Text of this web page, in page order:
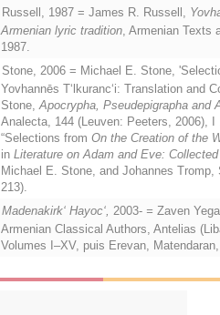
Russell, 1987 = James R. Russell,
Armenian lyric tradition, Armenian Texts
1987.
Stone, 2006 = Michael E. Stone,
Yovhannēs Tʻlkurancʻi: Translation and
Stone,Apocrypha, Pseudepigrapha and
Analecta, 144 (Leuven: Peeters, 2006),
“Selections from On the Creation of the
in Literature on Adam and Eve:
Michael E. Stone, and Johannes
213).
Madenakirk‘ Hayoc‘, 2003- = Zaven
Armenian Classical Authors, Antelias
Volumes I–XV, puis Erevan,